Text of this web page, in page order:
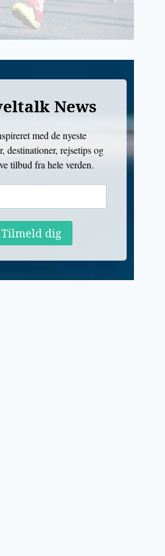
News
med de nyeste
destinationer, rejsetips og
tilbud fra hele verden.
Tilmeld dig